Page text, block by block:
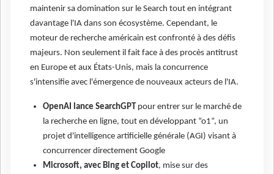
maintenir sa domination sur le Search tout en intégrant
davantage l'IA dans son écosystème. Cependant, le
moteur de recherche américain est confronté à des défis
majeurs. Non seulement il fait face à des procès antitrust
en Europe et aux États-Unis, mais la concurrence
s'intensifie avec l'émergence de nouveaux acteurs de l'IA.
OpenAI lance SearchGPT pour entrer sur le marché de
la recherche en ligne, tout en développant “o1”, un
projet d'intelligence artificielle générale (AGI) visant à
concurrencer directement Google
Microsoft, avec Bing et Copilot, mise sur des